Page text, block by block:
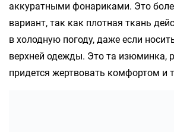
аккуратными фонариками. Это
вариант, так как плотная ткань
в холодную погоду, даже если
верхней одежды. Это та изюминка,
придется жертвовать комфортом и